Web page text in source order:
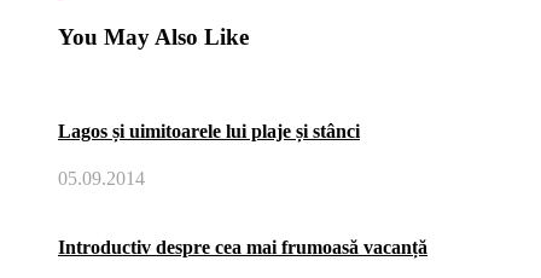
You May Also Like
Lagos și uimitoarele lui plaje și stânci
05.09.2014
Introductiv despre cea mai frumoasă vacanță